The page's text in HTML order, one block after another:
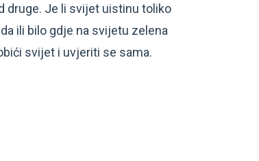
druge. Je li svijet uistinu toliko
ili bilo gdje na svijetu zelena
svijet i uvjeriti se sama.